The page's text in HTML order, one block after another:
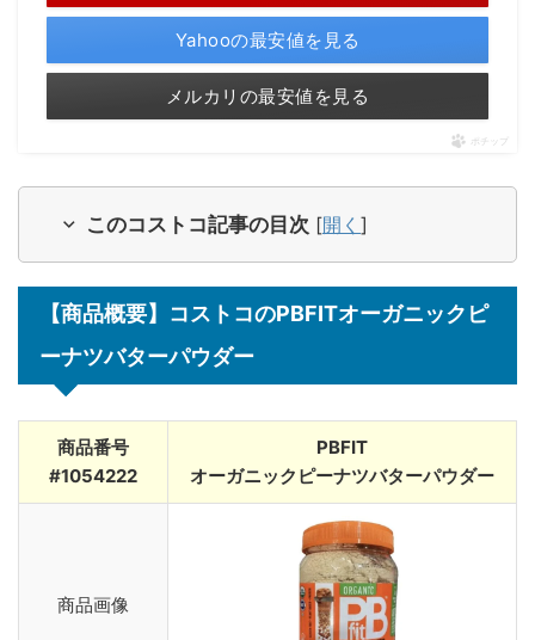
Yahooの最安値を見る
メルカリの最安値を見る
ポチップ
このコストコ記事の目次 [開く ]
【商品概要】コストコのPBFITオーガニックピ
ーナツバターパウダー
商品番号
#1054222
PBFIT
オーガニックピーナツバターパウダー
商品画像